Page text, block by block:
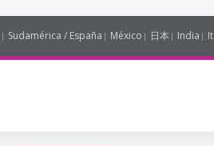
India
日本
México
Sudamérica / España